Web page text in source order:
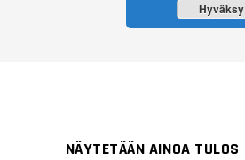
NÄYTETÄÄN AINOA TULOS
Hyväksy